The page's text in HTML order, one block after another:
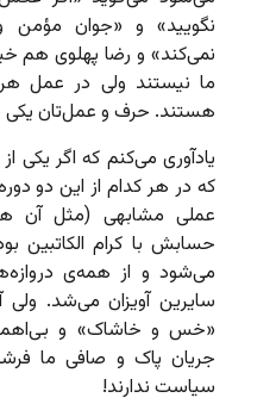
نگویید» و «جوان مؤمن
نمی‌کند» و رضا پهلوی هم
ما نیستند ولی در عمل
هستند. حرف و عمل‌تان یکی
یادآوری می‌کنم که اگر یکی
که در هر کدام از این دو
عملی مشابهی (مثل آن
حسابش با کرام الکاتبین
می‌شود و از همه‌ی
سایرین آویزان می‌شد. ولی
«خس و خاشاک» و
جریان پاک و صافی ما
سیاست ندارند!